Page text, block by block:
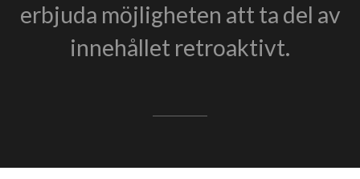
erbjuda möjligheten att ta del av
innehållet retroaktivt.